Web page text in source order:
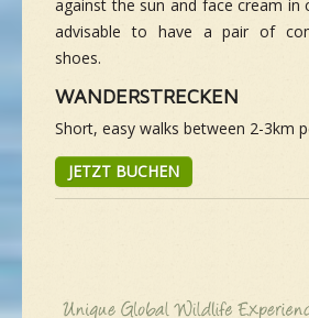
against the sun and face cream in
advisable to have a pair of
shoes.
WANDERSTRECKEN
Short, easy walks between 2-3km
JETZT BUCHEN